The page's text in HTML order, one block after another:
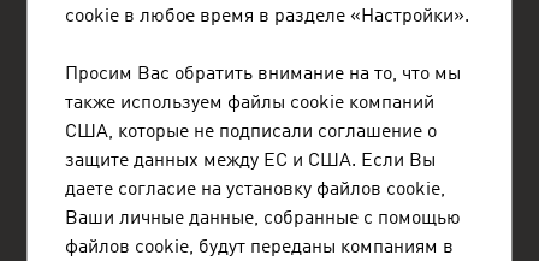
+998 78 120 0430
www.advantageaustria.org/uz
FRESH VIEW
Получите эксклюзивную возможность
познакомиться с различными отраслями
промышленности и австрийскими компаниями в
cookie в любое время в разделе «Настройки».
Просим Вас обратить внимание на то, что мы
также используем файлы cookie компаний
США, которые не подписали соглашение о
защите данных между ЕС и США. Если Вы
даете согласие на установку файлов cookie,
Ваши личные данные, собранные с помощью
файлов cookie, будут переданы компаниям в